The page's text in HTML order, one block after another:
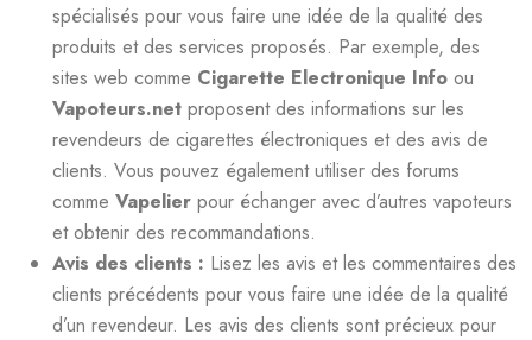
spécialisés pour vous faire une idée de la qualité des
produits et des services proposés. Par exemple, des
sites web comme Cigarette Electronique Info ou
Vapoteurs.net proposent des informations sur les
revendeurs de cigarettes électroniques et des avis de
clients. Vous pouvez également utiliser des forums
comme Vapelier pour échanger avec d’autres vapoteurs
et obtenir des recommandations.
Avis des clients : Lisez les avis et les commentaires des
clients précédents pour vous faire une idée de la qualité
d’un revendeur. Les avis des clients sont précieux pour